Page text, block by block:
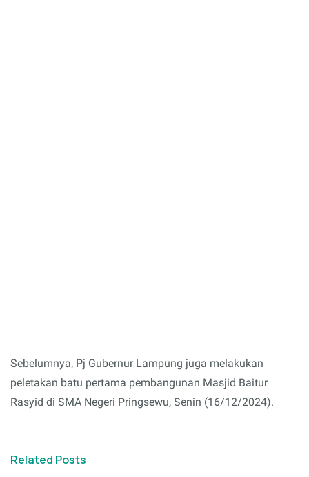
Sebelumnya, Pj Gubernur Lampung juga melakukan
peletakan batu pertama pembangunan Masjid Baitur
Rasyid di SMA Negeri Pringsewu, Senin (16/12/2024).
Related Posts